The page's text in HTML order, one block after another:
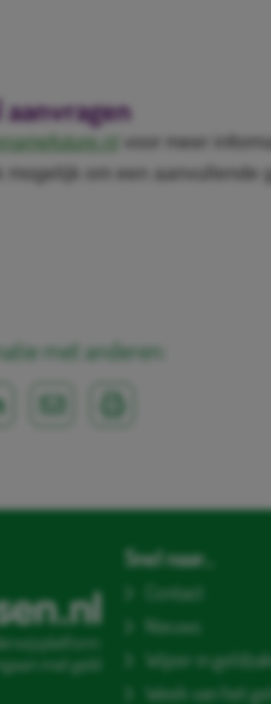
voor meer
mogelijk om een aanvullende
met anderen:
met geld
Snel naar...
Contact
Nieuws
Wijzer in
Week van het